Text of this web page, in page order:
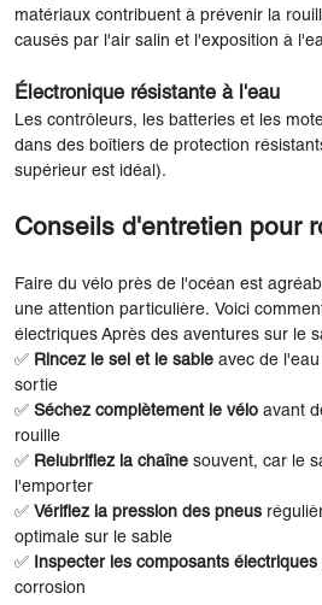
matériaux contribuent à prévenir la
causés par l'air salin et l'exposition à
Électronique résistante à l'eau
Les contrôleurs, les batteries et les
dans des boîtiers de protection
supérieur est idéal).
Conseils d'entretien pour
Faire du vélo près de l'océan est
une attention particulière. Voici
électriques Après des aventures sur le
✅ Rincez le sel et le sable avec de
sortie
✅ Séchez complètement le vélo avant
rouille
✅ Relubrifiez la chaîne souvent, car le
l'emporter
✅ Vérifiez la pression des pneus
optimale sur le sable
✅
Inspecter les composants électriques
corrosion